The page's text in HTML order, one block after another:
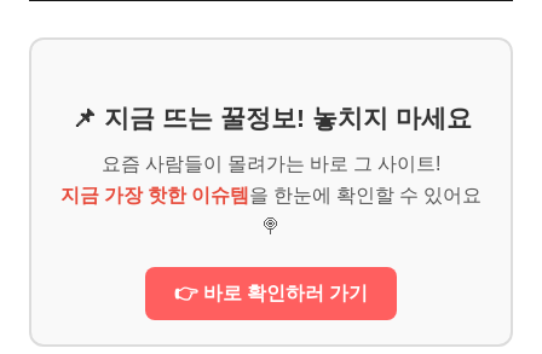
📌 지금 뜨는 꿀정보! 놓치지 마세요
요즘 사람들이 몰려가는 바로 그 사이트!
지금 가장 핫한 이슈템 을 한눈에 확인할 수 있어요
🍭
👉 바로 확인하러 가기